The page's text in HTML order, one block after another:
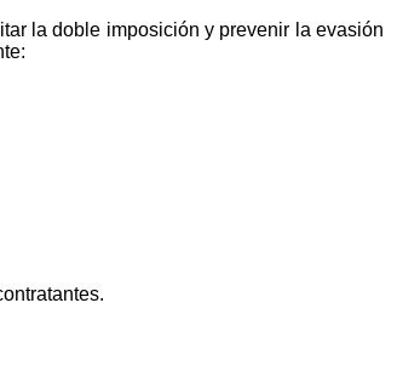
la doble imposición y prevenir la evasión